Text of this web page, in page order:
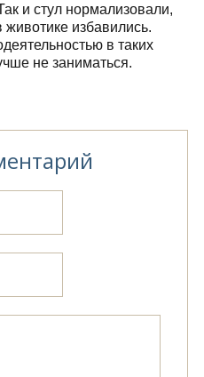
и стул нормализовали,
животике избавились.
в таких
не заниматься.